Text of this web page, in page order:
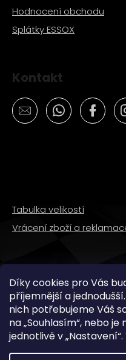
Díky cookies pro Vás
příjemnější a
nich potřebujeme Váš
na „Souhlasím“, nebo je
jednotlivě v „Nastavení“.
Hodnocení obchodu
Splátky ESSOX
Kontakt
Tabulka velikostí
Vrácení zboží a
SLEDUJTE NÁS